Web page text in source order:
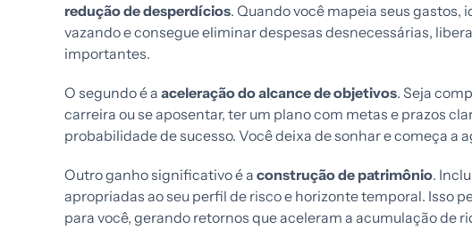
redução de desperdícios. Quando você mapeia seus
vazando e consegue eliminar despesas desnecessárias,
importantes.
O segundo é a aceleração do alcance de objetivos. Seja
carreira ou se aposentar, ter um plano com metas e prazos
probabilidade de sucesso. Você deixa de sonhar e começa a
Outro ganho significativo é a construção de patrimônio.
apropriadas ao seu perfil de risco e horizonte temporal. Isso
para você, gerando retornos que aceleram a acumulação de